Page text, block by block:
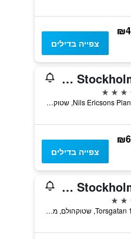
צפייה בדילים
Radisson Blu Waterfront Hotel, Stockholm
Nils Ericsons Plan 4, שטוקהולם, מחוז סטוקהולם, שוודיה
צפייה בדילים
Generator Stockholm
Torsgatan 10, שטוקהולם, מחוז סטוקהולם, שוודיה